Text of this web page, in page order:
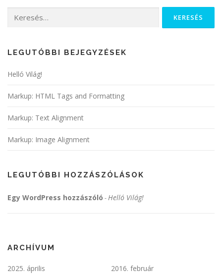
LEGUTÓBBI BEJEGYZÉSEK
Helló Világ!
Markup: HTML Tags and Formatting
Markup: Text Alignment
Markup: Image Alignment
LEGUTÓBBI HOZZÁSZÓLÁSOK
Egy WordPress hozzászóló -Helló Világ!
ARCHÍVUM
2025. április
2016. február